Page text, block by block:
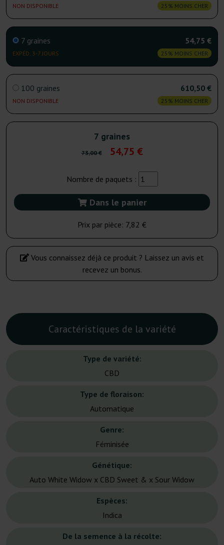
NON DISPONIBLE 25% MOINS CHER
7 graines
EXPÉD. 3-7 JOURS
54,75 €
25% MOINS CHER
100 graines
NON DISPONIBLE
610,50 €
25% MOINS CHER
7 graines
73,00 € 54,75 €
Nombre de paquets :
Dans le panier
Prix par pièce: 7,82 €
Vous connaissez déjà ce produit ? Laissez un avis et
recevez un bonus.
Caractéristiques de la variété
Type de variété:
CBD
Type de floraison:
Automatique
Genre:
Féminisée
Génétique:
Auto White Widow x CBD Sweet & x Sour Widow
Espèces:
Indica
De la semence à la récolte: